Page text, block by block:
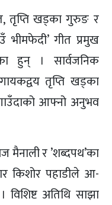
तृप्ति खड्का गुरुङ र
भीमफेदी’ गीत प्रमुख
हुन् । सार्वजनिक
तृप्ति खड्का
आफ्नो अनुभव
मैनाली र ’शब्दपथ’का
किशोर पहाडीले आ-
अतिथि साझा